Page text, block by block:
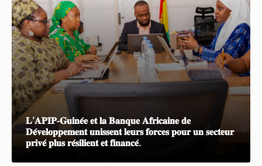
𝐋’𝐀𝐏𝐈𝐏-𝐆𝐮𝐢𝐧𝐞́𝐞 𝐞𝐭 𝐥𝐚 𝐁𝐚𝐧𝐪𝐮𝐞 𝐀𝐟𝐫𝐢𝐜𝐚𝐢𝐧𝐞 𝐝𝐞
𝐃𝐞́𝐯𝐞𝐥𝐨𝐩𝐩𝐞𝐦𝐞𝐧𝐭 𝐮𝐧𝐢𝐬𝐬𝐞𝐧𝐭 𝐥𝐞𝐮𝐫𝐬 𝐟𝐨𝐫𝐜𝐞𝐬 𝐩𝐨𝐮𝐫 𝐮𝐧 𝐬𝐞𝐜𝐭𝐞𝐮𝐫
𝐩𝐫𝐢𝐯𝐞́ 𝐩𝐥𝐮𝐬 𝐫𝐞́𝐬𝐢𝐥𝐢𝐞𝐧𝐭 𝐞𝐭 𝐟𝐢𝐧𝐚𝐧𝐜𝐞́.